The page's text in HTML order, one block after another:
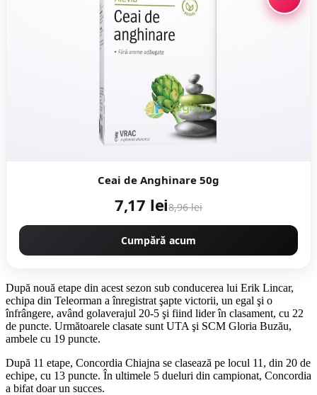
Ceai de Anghinare 50g
7,17 lei8,96 lei
Cumpără acum
După nouă etape din acest sezon sub conducerea lui Erik Lincar,
echipa din Teleorman a înregistrat şapte victorii, un egal şi o
înfrângere, având golaverajul 20-5 şi fiind lider în clasament, cu 22
de puncte. Următoarele clasate sunt UTA şi SCM Gloria Buzău,
ambele cu 19 puncte.
După 11 etape, Concordia Chiajna se clasează pe locul 11, din 20 de
echipe, cu 13 puncte. În ultimele 5 dueluri din campionat, Concordia
a bifat doar un succes.